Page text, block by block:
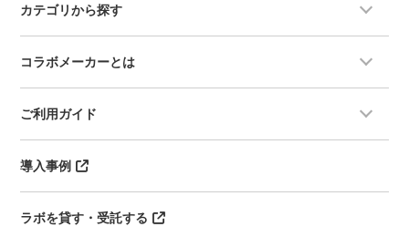
カテゴリから探す
コラボメーカーとは
ご利用ガイド
導入事例
ラボを貸す・受託する